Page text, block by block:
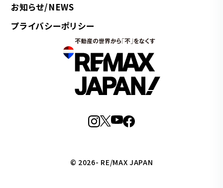
お知らせ/NEWS
プライバシーポリシー
© 2026- RE/MAX JAPAN